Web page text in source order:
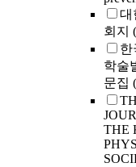
대
회지
한
학술
문집
THE